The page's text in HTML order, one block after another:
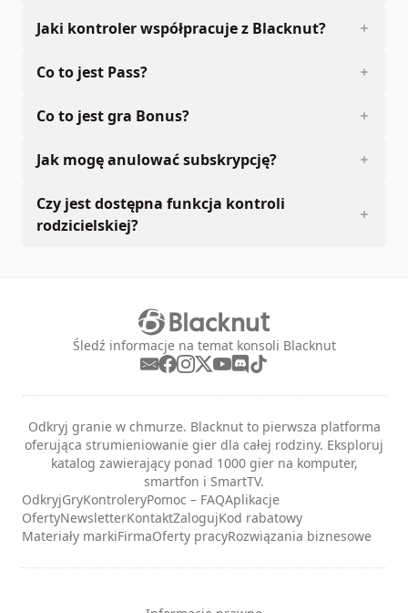
Jaki kontroler współpracuje z Blacknut?
Co to jest Pass?
Co to jest gra Bonus?
Jak mogę anulować subskrypcję?
Czy jest dostępna funkcja kontroli
rodzicielskiej?
Śledź informacje na temat konsoli Blacknut
Odkryj granie w chmurze. Blacknut to pierwsza platforma
oferująca strumieniowanie gier dla całej rodziny. Eksploruj
katalog zawierający ponad 1000 gier na komputer,
smartfon i SmartTV.
OdkryjGryKontroleryPomoc – FAQAplikacje
OfertyNewsletterKontaktZalogujKod rabatowy
Materiały markiFirmaOferty pracyRozwiązania biznesowe